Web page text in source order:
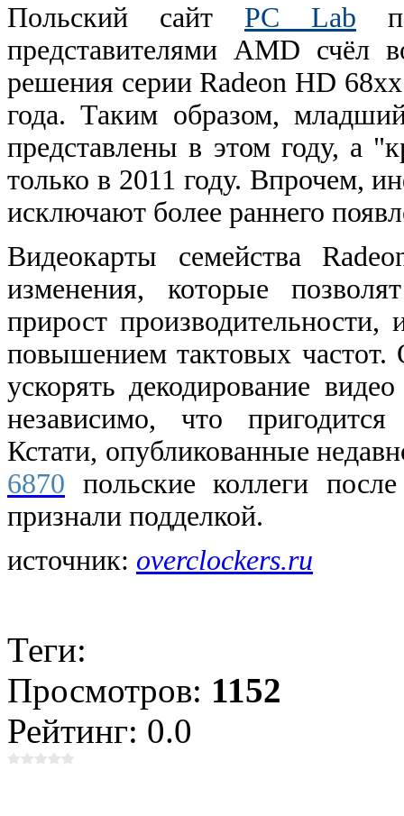
Польский сайт PC Lab
представителями AMD счёл
решения серии Radeon HD
года. Таким образом,
представлены в этом году, а
только в 2011 году. Впрочем,
исключают более раннего
Видеокарты семейства
изменения, которые
прирост
повышением тактовых
ускорять декодирование
независимо, что
Кстати, опубликованные
6870 польские коллеги
признали подделкой.
источник: overclockers.ru
Теги:
Просмотров: 1152
Рейтинг: 0.0